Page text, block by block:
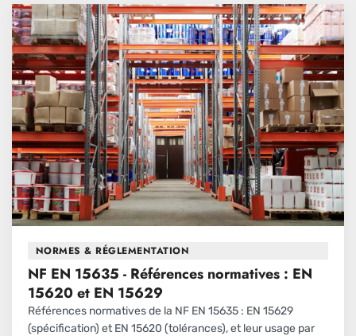
NORMES & RÉGLEMENTATION
NF EN 15635 - Références normatives : EN
15620 et EN 15629
Références normatives de la NF EN 15635 : EN 15629
(spécification) et EN 15620 (tolérances), et leur usage par